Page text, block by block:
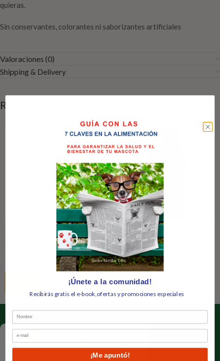
quieras.
Sin conservantes, colorantes ni saborizantes artificiales
Valoraciones (0)
Shipping & Delivery
RELATED PRODUCTS
Hueso Prensado 10cm. 2 Uds.
Dipi Bacon Ahumado 300ml
(salsa)
En Stock
5,95€
Añadir Al Carrito
¡Únete a la comunidad!
Recibirás gratis el e-book,ofertas y promociones especiales
Nombre
Email
¡Me apuntó!